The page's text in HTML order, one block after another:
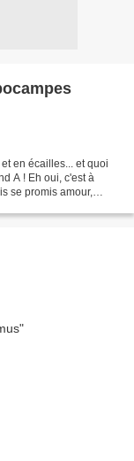
en écailles... et quoi
A ! Eh oui, c'est à
se promis amour,